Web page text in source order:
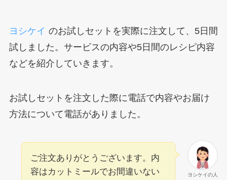
ヨシケイ のお試しセットを実際に注文して、5日間
試しました。サービスの内容や5日間のレシピ内容
などを紹介していきます。
お試しセットを注文した際に電話で内容やお届け
方法について電話がありました。
ヨシケイの人
ご注文ありがとうございます。内
容はカットミールでお間違いない